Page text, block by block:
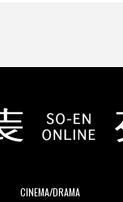
CINEMA/DRAMA